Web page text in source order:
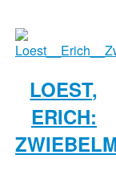
LOEST,
ERICH: